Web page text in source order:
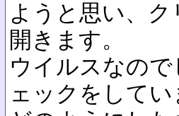
ようと思い、
開きます。
ウイルスなの
ェックをして